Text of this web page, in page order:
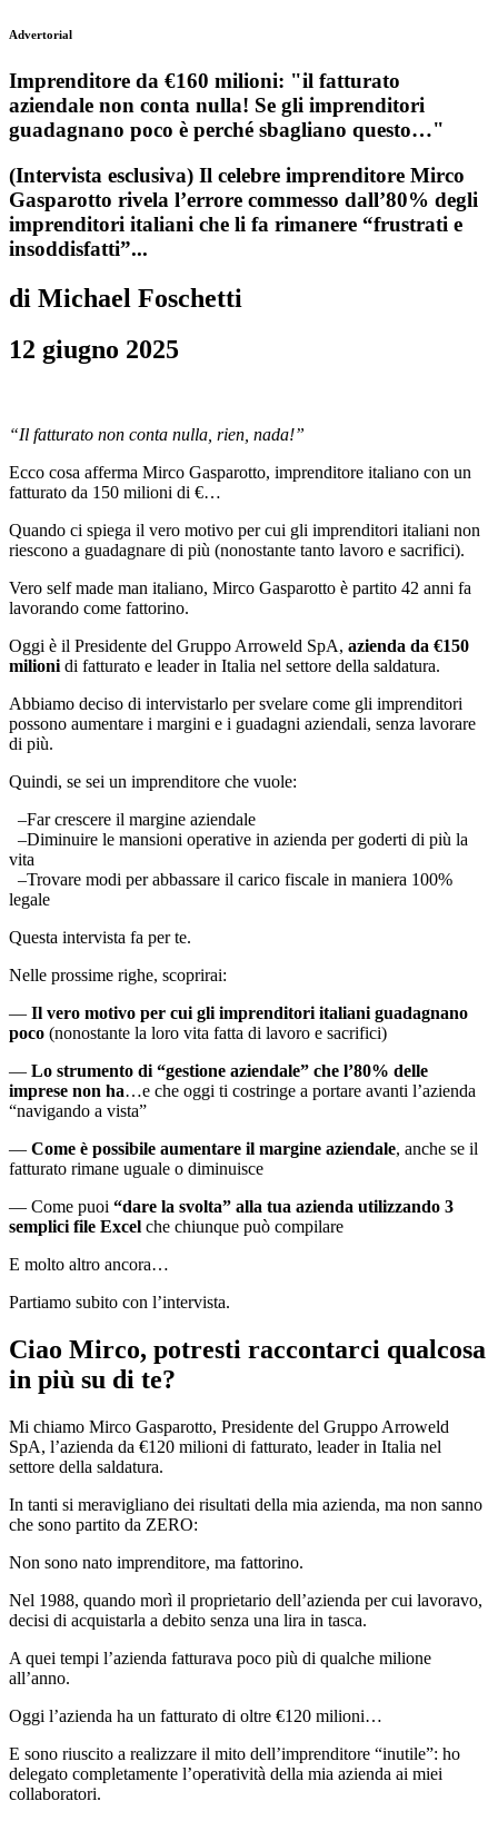
Advertorial
Imprenditore da €160 milioni: "il fatturato
aziendale non conta nulla! Se gli imprenditori
guadagnano poco è perché sbagliano questo…"
(Intervista esclusiva) Il celebre imprenditore Mirco
Gasparotto rivela l’errore commesso dall’80% degli
imprenditori italiani che li fa rimanere “frustrati e
insoddisfatti”...
di Michael Foschetti
12 giugno 2025
“Il fatturato non conta nulla, rien, nada!”
Ecco cosa afferma Mirco Gasparotto, imprenditore italiano con un
fatturato da 150 milioni di €…
Quando ci spiega il vero motivo per cui gli imprenditori italiani non
riescono a guadagnare di più (nonostante tanto lavoro e sacrifici).
Vero self made man italiano, Mirco Gasparotto è partito 42 anni fa
lavorando come fattorino.
Oggi è il Presidente del Gruppo Arroweld SpA, azienda da €150
milioni di fatturato e leader in Italia nel settore della saldatura.
Abbiamo deciso di intervistarlo per svelare come gli imprenditori
possono aumentare i margini e i guadagni aziendali, senza lavorare
di più.
Quindi, se sei un imprenditore che vuole:
–Far crescere il margine aziendale
–Diminuire le mansioni operative in azienda per goderti di più la
vita
–Trovare modi per abbassare il carico fiscale in maniera 100%
legale
Questa intervista fa per te.
Nelle prossime righe, scoprirai:
— Il vero motivo per cui gli imprenditori italiani guadagnano
poco (nonostante la loro vita fatta di lavoro e sacrifici)
— Lo strumento di “gestione aziendale” che l’80% delle
imprese non ha…e che oggi ti costringe a portare avanti l’azienda
“navigando a vista”
— Come è possibile aumentare il margine aziendale, anche se il
fatturato rimane uguale o diminuisce
— Come puoi “dare la svolta” alla tua azienda utilizzando 3
semplici file Excel che chiunque può compilare
E molto altro ancora…
Partiamo subito con l’intervista.
Ciao Mirco, potresti raccontarci qualcosa
in più su di te?
Mi chiamo Mirco Gasparotto, Presidente del Gruppo Arroweld
SpA, l’azienda da €120 milioni di fatturato, leader in Italia nel
settore della saldatura.
In tanti si meravigliano dei risultati della mia azienda, ma non sanno
che sono partito da ZERO:
Non sono nato imprenditore, ma fattorino.
Nel 1988, quando morì il proprietario dell’azienda per cui lavoravo,
decisi di acquistarla a debito senza una lira in tasca.
A quei tempi l’azienda fatturava poco più di qualche milione
all’anno.
Oggi l’azienda ha un fatturato di oltre €120 milioni…
E sono riuscito a realizzare il mito dell’imprenditore “inutile”: ho
delegato completamente l’operatività della mia azienda ai miei
collaboratori.